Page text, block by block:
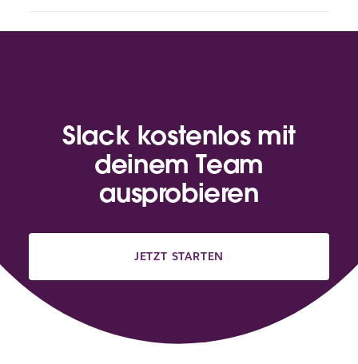
Slack kostenlos mit
deinem Team
ausprobieren
JETZT STARTEN